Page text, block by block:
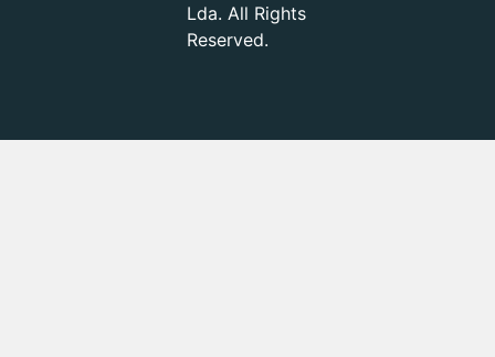
Lda. All Rights
Reserved.